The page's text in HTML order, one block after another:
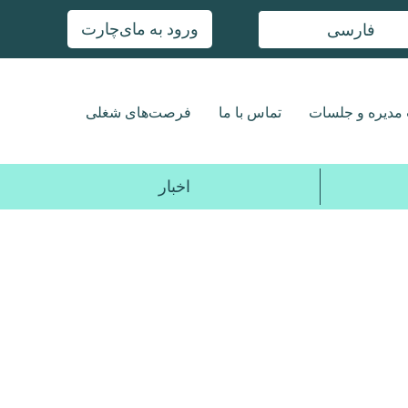
فارسی ورود به مای‌چارت
مدیره و جلسات تماس با ما فرصت‌های شغلی
اخبار